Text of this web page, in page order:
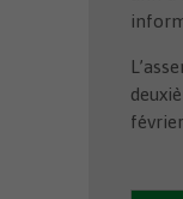
février.